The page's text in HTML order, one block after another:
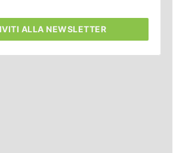
ALLA NEWSLETTER